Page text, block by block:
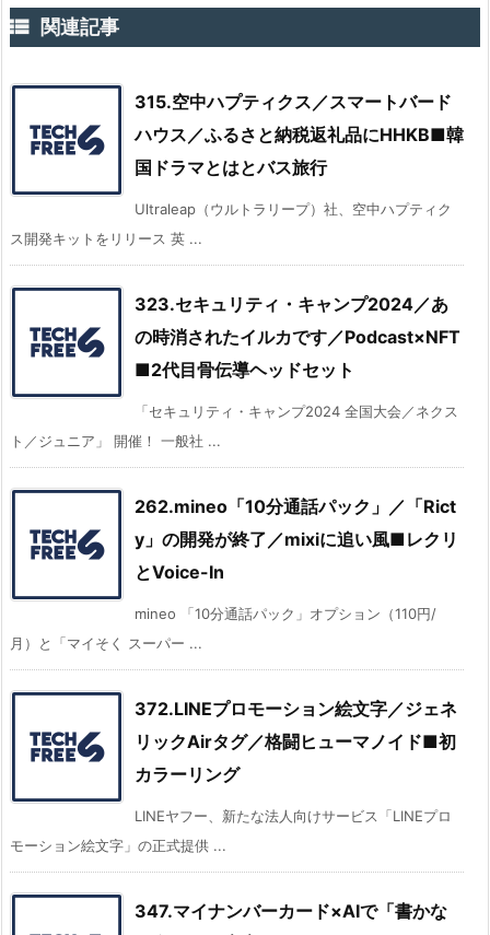
 関連記事
315.空中ハプティクス／スマートバード
ハウス／ふるさと納税返礼品にHHKB■韓
国ドラマとはとバス旅行
Ultraleap（ウルトラリープ）社、空中ハプティク
ス開発キットをリリース 英 ...
323.セキュリティ・キャンプ2024／あ
の時消されたイルカです／Podcast×NFT
■2代目骨伝導ヘッドセット
「セキュリティ・キャンプ2024 全国大会／ネクス
ト／ジュニア」 開催！ 一般社 ...
262.mineo「10分通話パック」／「Rict
y」の開発が終了／mixiに追い風■レクリ
とVoice-In
mineo 「10分通話パック」オプション（110円/
月）と「マイそく スーパー ...
372.LINEプロモーション絵文字／ジェネ
リックAirタグ／格闘ヒューマノイド■初
カラーリング
LINEヤフー、新たな法人向けサービス「LINEプロ
モーション絵文字」の正式提供 ...
347.マイナンバーカード×AIで「書かな